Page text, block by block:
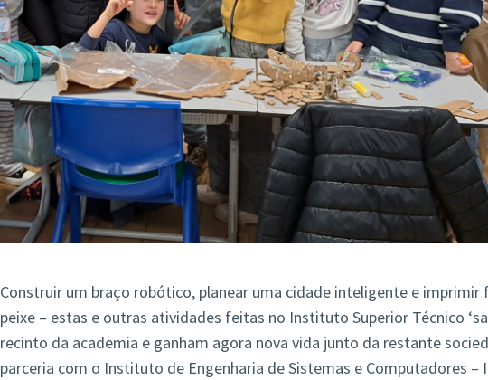
Construir um braço robótico, planear uma cidade inteligente e imprimir
peixe – estas e outras atividades feitas no Instituto Superior Técnico
recinto da academia e ganham agora nova vida junto da restante
parceria com o Instituto de Engenharia de Sistemas e Computadores –